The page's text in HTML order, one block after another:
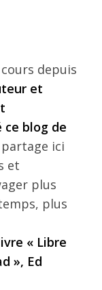
depuis
et
ce blog de
partage ici
et
plus
plus
« Libre
», Ed